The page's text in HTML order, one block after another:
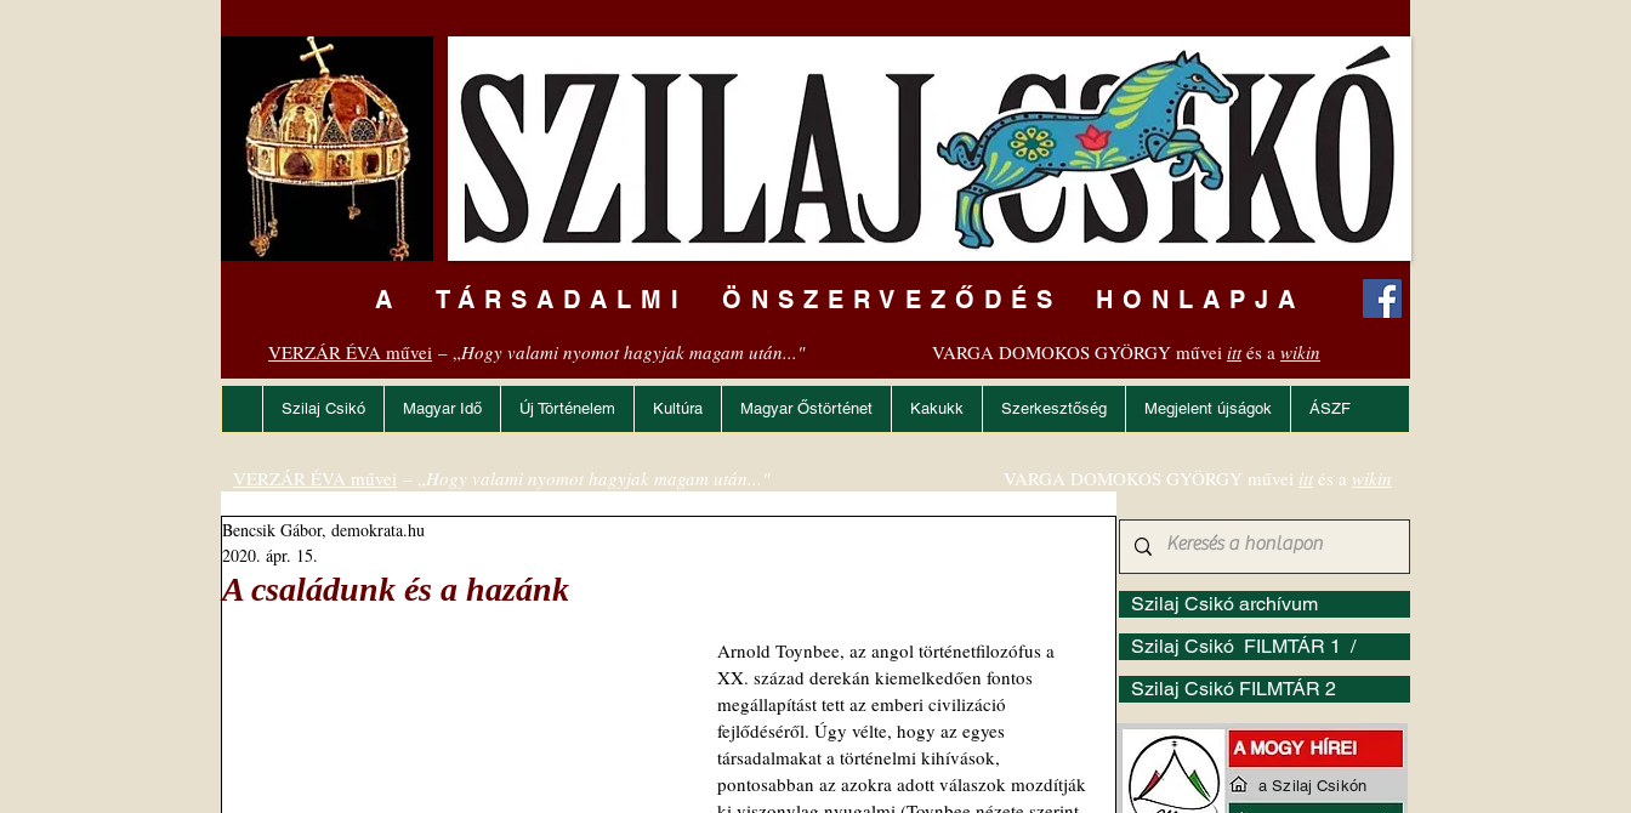
A TÁRSADALMI ÖNSZERVEZŐDÉS HONLAPJA
VERZÁR ÉVA művei – „Hogy valami nyomot hagyjak magam után..." VARGA DOMOKOS GYÖRGY művei ittés a wikin
Szilaj Csikó Magyar Idő Új Történelem Kultúra Magyar Őstörténet Kakukk Szerkesztőség Megjelent újságok ÁSZF
A családunk és a hazánk
Bencsik Gábor, demokrata.hu
2020. ápr. 15.
Arnold Toynbee, az angol történetfilozófus a
XX. század derekán kiemelkedően fontos
megállapítást tett az emberi civilizáció
fejlődéséről. Úgy vélte, hogy az egyes
társadalmakat a történelmi kihívások,
pontosabban az azokra adott válaszok mozdítják
Szilaj Csikó archívum
Szilaj Csikó FILMTÁR 1 /
Szilaj Csikó FILMTÁR 2
VERZÁR ÉVA művei – „Hogy valami nyomot hagyjak magam után..." VARGA DOMOKOS GYÖRGY művei itt és a wikin
a Szilaj Csikón